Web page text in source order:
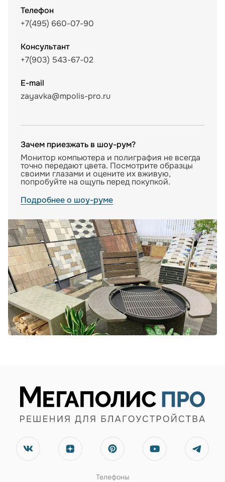
Телефон
+7(495) 660-07-90
Консультант
+7(903) 543-67-02
E-mail
zayavka@mpolis-pro.ru
Зачем приезжать в шоу-рум?
Монитор компьютера и полиграфия не всегда
точно передают цвета. Посмотрите образцы
своими глазами и оцените их вживую,
попробуйте на ощупь перед покупкой.
Подробнее о шоу-руме
Телефоны